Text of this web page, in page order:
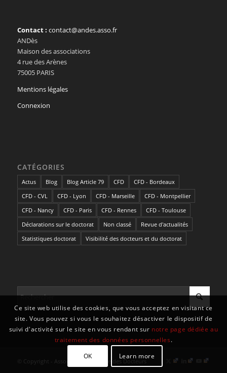
Contact : contact@andes.asso.fr
ANDès
Maison des associations
4 rue des Arènes
75005 PARIS
Mentions légales
Connexion
CATÉGORIES
Actus Blog Blog Article 79 CFD
CFD - Bordeaux
CFD - CVL
CFD - Lyon CFD - Marseille
CFD - Montpellier
CFD - Nancy
CFD - Paris CFD - Rennes
CFD - Toulouse
Déclarations sur le doctorat
Non classé
Revue d'actualités
Statistiques doctorat
Visibilité des docteurs et du doctorat
© Copyright - Association Nationale des Docteurs
Ce site web utilise des cookies, que vous acceptez en visitant ce
site. Vous pouvez si vous le souhaitez désactiver le dispositif de
suivi d'activité sur le site en vous rendant sur notre page dédiée au
traitement des données personnelles.
OK
Learn more